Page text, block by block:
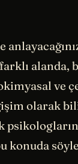
alanda,
ve
olarak
konuda